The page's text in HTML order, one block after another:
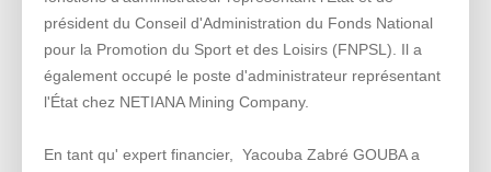
président du Conseil d'Administration du Fonds National
pour la Promotion du Sport et des Loisirs (FNPSL). Il a
également occupé le poste d'administrateur représentant
l'État chez NETIANA Mining Company.
En tant qu' expert financier, Yacouba Zabré GOUBA a